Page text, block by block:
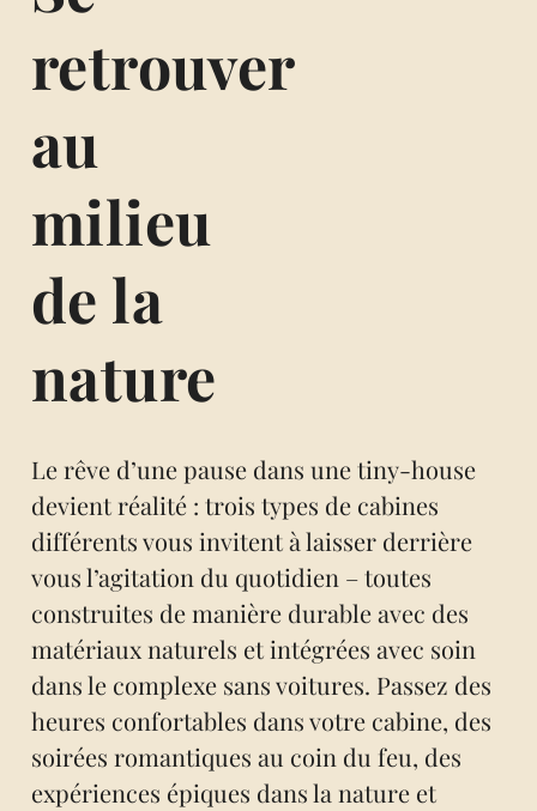
retrouver
au
milieu
de la
nature
Le rêve d’une pause dans une tiny-house
devient réalité : trois types de cabines
différents vous invitent à laisser derrière
vous l’agitation du quotidien – toutes
construites de manière durable avec des
matériaux naturels et intégrées avec soin
dans le complexe sans voitures. Passez des
heures confortables dans votre cabine, des
soirées romantiques au coin du feu, des
expériences épiques dans la nature et